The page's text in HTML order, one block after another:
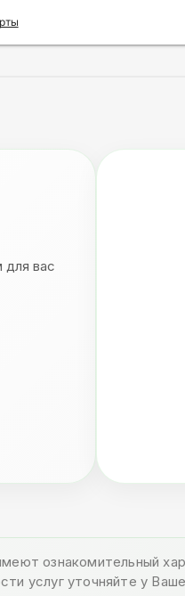
для вас
ознакомительный
услуг уточняйте у